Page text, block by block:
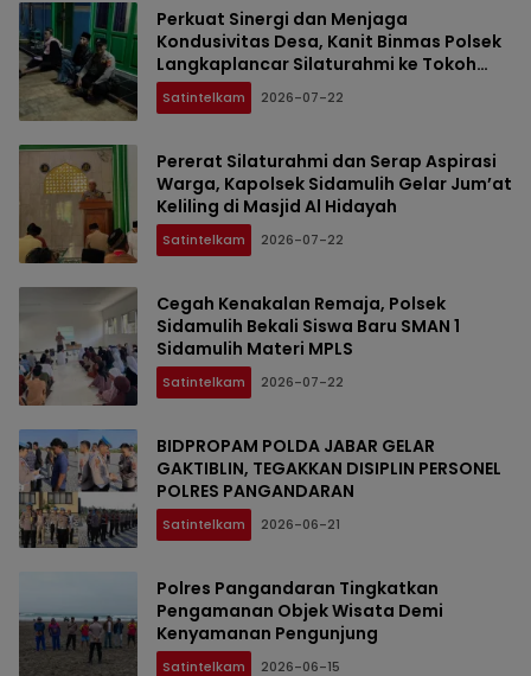
Perkuat Sinergi dan Menjaga
Kondusivitas Desa, Kanit Binmas Polsek
Langkaplancar Silaturahmi ke Tokoh
Agama Jayasari
Satintelkam 2026-07-22
Pererat Silaturahmi dan Serap Aspirasi
Warga, Kapolsek Sidamulih Gelar Jum’at
Keliling di Masjid Al Hidayah
Satintelkam 2026-07-22
Cegah Kenakalan Remaja, Polsek
Sidamulih Bekali Siswa Baru SMAN 1
Sidamulih Materi MPLS
Satintelkam 2026-07-22
BIDPROPAM POLDA JABAR GELAR
GAKTIBLIN, TEGAKKAN DISIPLIN PERSONEL
POLRES PANGANDARAN
Satintelkam 2026-06-21
Polres Pangandaran Tingkatkan
Pengamanan Objek Wisata Demi
Kenyamanan Pengunjung
Satintelkam 2026-06-15